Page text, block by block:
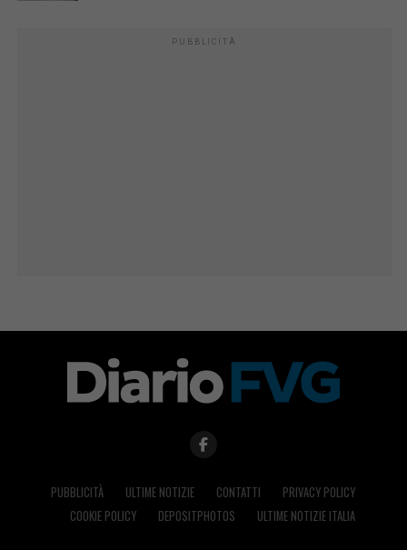
PUBBLICITÀ
PUBBLICITÀ ULTIME NOTIZIE CONTATTI
PRIVACY POLICY
COOKIE POLICY
DEPOSITPHOTOS ULTIME NOTIZIE ITALIA